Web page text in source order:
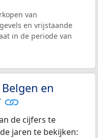
van
en vrijstaande
in de periode van
en
de cijfers te
jaren te bekijken: